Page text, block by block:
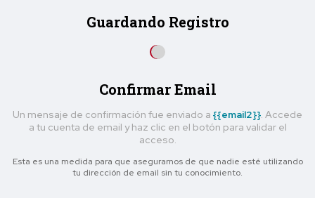
Guardando Registro
Confirmar Email
Un mensaje de confirmación fue enviado a {{email2}}. Accede
a tu cuenta de email y haz clic en el botón para validar el
acceso.
Esta es una medida para que asegurarnos de que nadie esté utilizando
tu dirección de email sin tu conocimiento.